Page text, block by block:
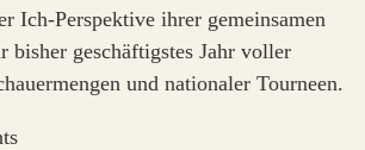
Ich-Perspektive ihrer gemeinsamen
bisher geschäftigstes Jahr voller
und nationaler Tourneen.